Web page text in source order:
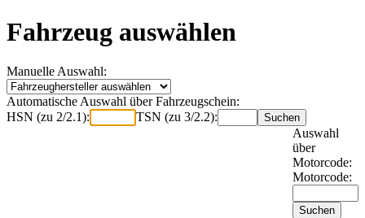
Fahrzeug auswählen
Manuelle Auswahl:
Automatische Auswahl über Fahrzeugschein:
HSN (zu 2/2.1):
TSN (zu 3/2.2):
Auswahl
über
Motorcode:
Motorcode: